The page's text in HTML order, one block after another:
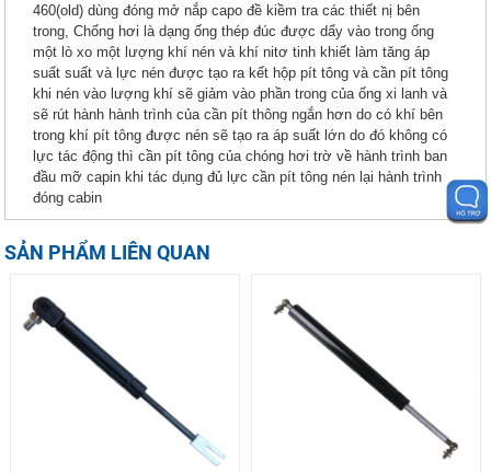
460(old) dùng đóng mở nắp capo đề kiềm tra các thiết nị bên
trong, Chống hơi là dạng ống thép đúc được dẩy vào trong ống
một lò xo một lượng khí nén và khí nitơ tinh khiết làm tăng áp
suất suất và lực nén được tạo ra kết hộp pít tông và cần pít tông
khi nén vào lượng khí sẽ giảm vào phần trong của ống xi lanh và
sẽ rút hành hành trình của cần pít thông ngắn hơn do có khí bên
trong khí pít tông được nén sẽ tạo ra áp suất lớn do đó không có
lực tác động thì cần pít tông của chóng hơi trờ về hành trình ban
đầu mỡ capin khi tác dụng đủ lực cần pít tông nén lại hành trình
đóng cabin
SẢN PHẨM LIÊN QUAN